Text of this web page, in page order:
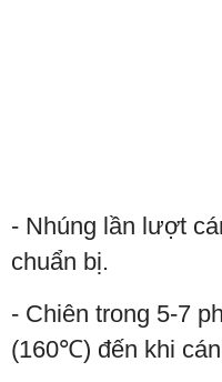
- Nhúng lần lượt
chuẩn bị.
- Chiên trong 5-7
(160℃) đến khi